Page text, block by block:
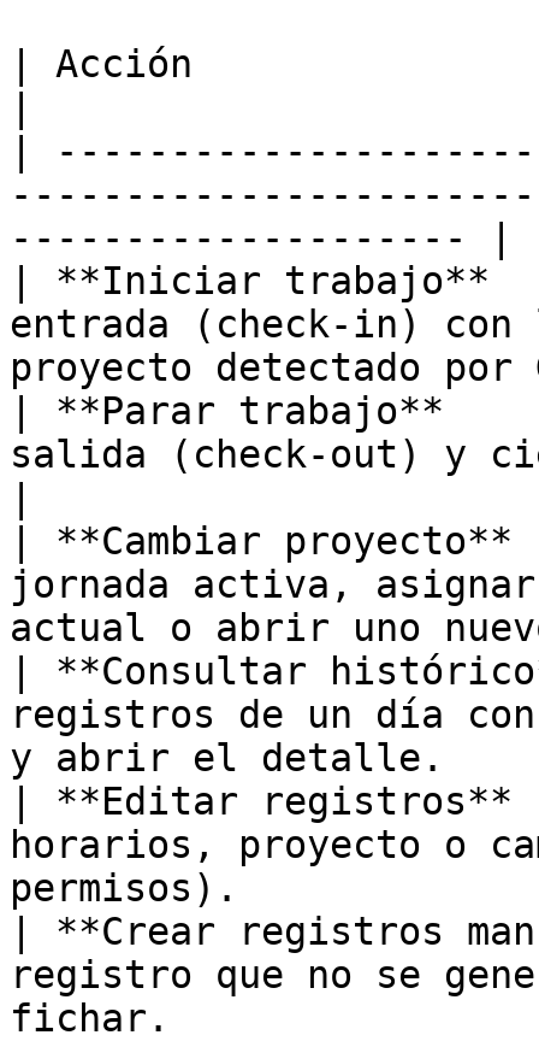
| Acción
|
-------------------- |
| **Iniciar
entrada (check-in)
proyecto detectado por
| **Parar trabajo**
salida (check-out) y
| **Cambiar
jornada activa,
actual o abrir uno
| **Consultar
registros de un día
y abrir el detalle.
| **Editar
horarios, proyecto o
permisos).
| **Crear registros
registro que no se
fichar.